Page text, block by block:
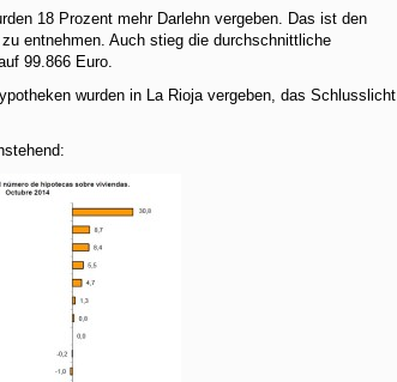
18 Prozent mehr Darlehn vergeben. Das ist den
entnehmen. Auch stieg die durchschnittliche
99.866 Euro.
wurden in La Rioja vergeben, das Schlusslicht